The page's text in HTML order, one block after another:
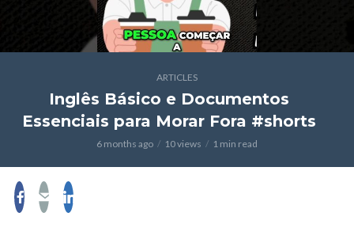
ARTICLES
Inglês Básico e Documentos
Essenciais para Morar Fora #shorts
6 months ago 10 views 1 min read